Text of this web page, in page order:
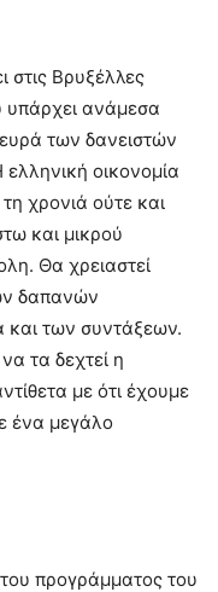
στις Βρυξέλλες
υπάρχει ανάμεσα
των δανειστών
οικονομία
χρονιά ούτε και
και μικρού
Θα χρειαστεί
δαπανών
και των συντάξεων.
τα δεχτεί η
με ότι έχουμε
ένα μεγάλο
προγράμματος του